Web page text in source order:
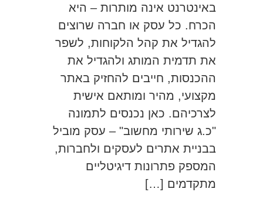
באינטרנט אינה מותרות – היא
הכרח. כל עסק או חברה שרוצים
להגדיל את קהל הלקוחות, לשפר
את תדמית המותג ולהגדיל את
ההכנסות, חייבים להחזיק באתר
מקצועי, מהיר ומותאם אישית
לצרכיהם. כאן נכנסים לתמונה
"כ.ג שירותי מחשוב" – עסק מוביל
בבניית אתרים לעסקים ולחברות,
המספק פתרונות דיגיטליים
מתקדמים […]